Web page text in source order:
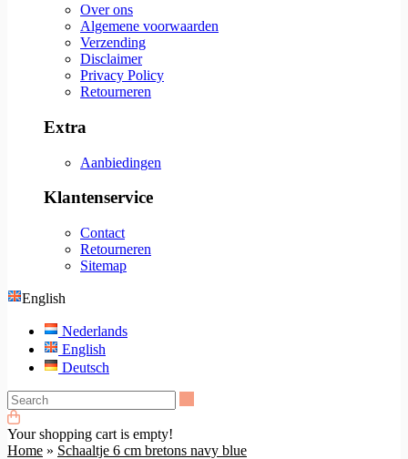
Over ons
Algemene voorwaarden
Verzending
Disclaimer
Privacy Policy
Retourneren
Extra
Aanbiedingen
Klantenservice
Contact
Retourneren
Sitemap
English
Nederlands
English
Deutsch
Your shopping cart is empty!
Home » Schaaltje 6 cm bretons navy blue